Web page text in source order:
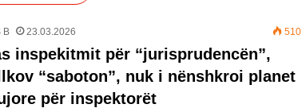
B 23.03.2026 510
inspekitmit për “jurisprudencën”,
“saboton”, nuk i nënshkroi planet
për inspektorët